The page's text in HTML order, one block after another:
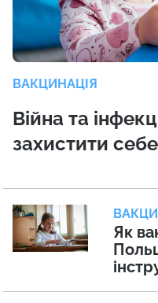
ВАКЦИНАЦІЯ
Війна та
захистити
Як